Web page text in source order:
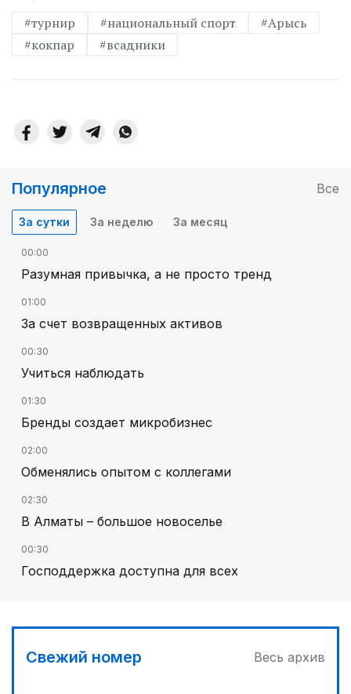
#турнир
#национальный спорт
#Арысь
#кокпар
#всадники
Популярное Все
За сутки За неделю За месяц
00:00
Разумная привычка, а не просто тренд
01:00
За счет возвращенных активов
00:30
Учиться наблюдать
01:30
Бренды создает микробизнес
02:00
Обменялись опытом с коллегами
02:30
В Алматы – большое новоселье
00:30
Господдержка доступна для всех
Продолжаются инспекционные поездки
Свежий номер Весь архив